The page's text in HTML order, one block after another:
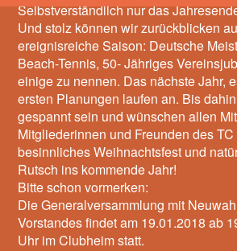
Selbstverständlich nur das
Und stolz können wir zurückblicken
ereignisreiche Saison: Deutsche
Beach-Tennis, 50- Jähriges
einige zu nennen. Das nächste Jahr,
ersten Planungen laufen an. Bis
gespannt sein und wünschen allen
Mitgliederinnen und Freunden des
besinnliches Weihnachtsfest und
Rutsch ins kommende Jahr!
Bitte schon vormerken:
Die Generalversammlung mit
Vorstandes findet am 19.01.2018 ab
Uhr im Clubheim statt.